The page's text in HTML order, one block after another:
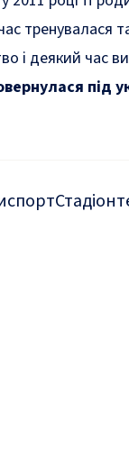
тренувалася
і деякий час
під
спортСтадіон